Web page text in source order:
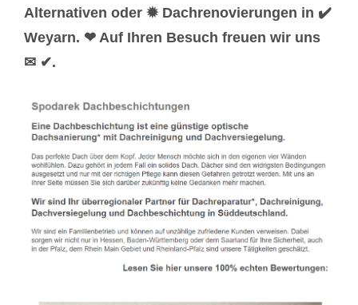
Alternativen oder ✹ Dachrenovierungen in ✔️
Weyarn. ❤ Auf Ihren Besuch freuen wir uns
✉ ✔.